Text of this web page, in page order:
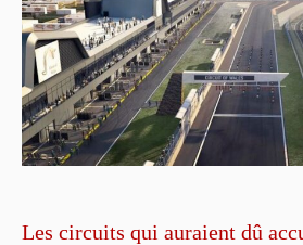
Les circuits qui auraient dû